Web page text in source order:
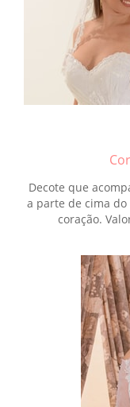
Decote que
a parte de cima
coração.